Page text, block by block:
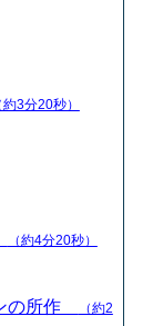
約3分20秒）
（約4分20秒）
の所作
（約2